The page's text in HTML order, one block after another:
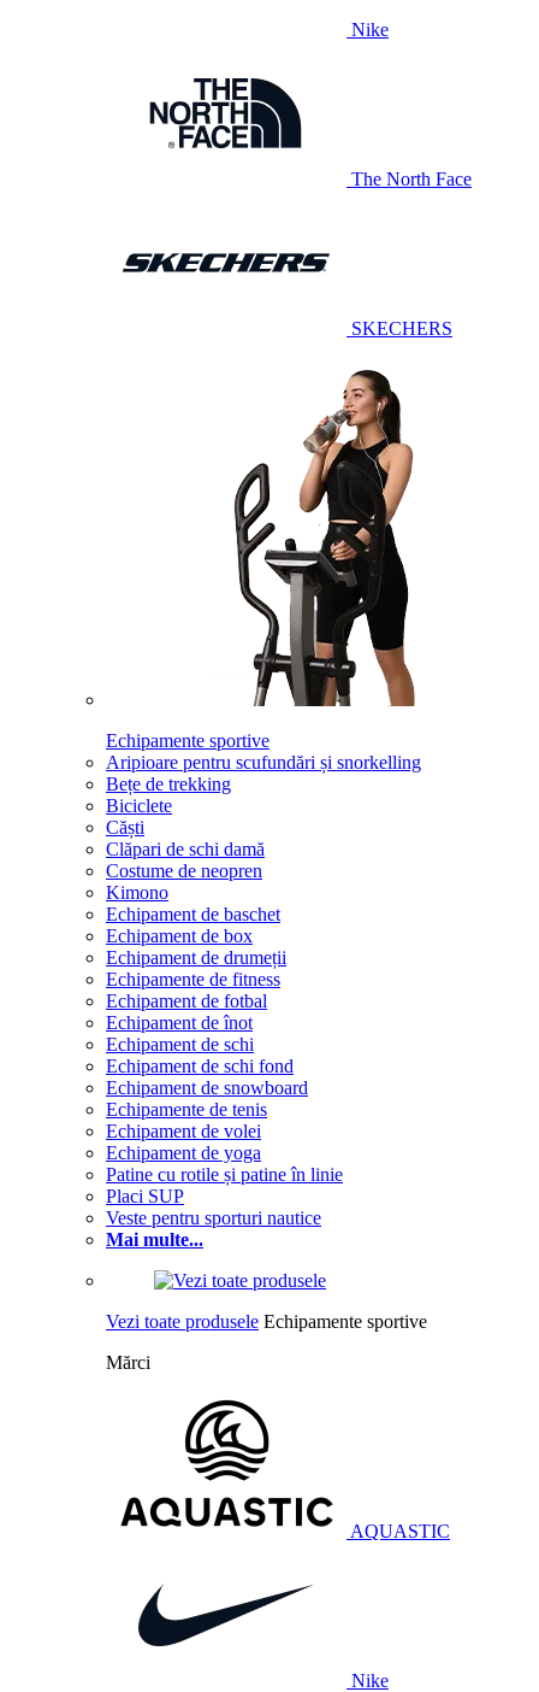
Nike
The North Face
SKECHERS
Echipamente sportive
Aripioare pentru scufundări și snorkelling
Bețe de trekking
Biciclete
Căști
Clăpari de schi damă
Costume de neopren
Kimono
Echipament de baschet
Echipament de box
Echipament de drumeții
Echipamente de fitness
Echipament de fotbal
Echipament de înot
Echipament de schi
Echipament de schi fond
Echipament de snowboard
Echipamente de tenis
Echipament de volei
Echipament de yoga
Patine cu rotile și patine în linie
Placi SUP
Veste pentru sporturi nautice
Mai multe...
Vezi toate produsele Echipamente sportive
Mărci
AQUASTIC
Nike